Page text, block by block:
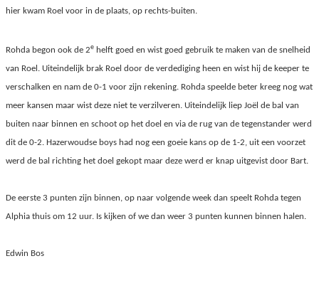
hier kwam Roel voor in de plaats, op rechts-buiten.
Rohda begon ook de 2e helft goed en wist goed gebruik te maken van de snelheid
van Roel. Uiteindelijk brak Roel door de verdediging heen en wist hij de keeper te
verschalken en nam de 0-1 voor zijn rekening. Rohda speelde beter kreeg nog wat
meer kansen maar wist deze niet te verzilveren. Uiteindelijk liep Joël de bal van
buiten naar binnen en schoot op het doel en via de rug van de tegenstander werd
dit de 0-2. Hazerwoudse boys had nog een goeie kans op de 1-2, uit een voorzet
werd de bal richting het doel gekopt maar deze werd er knap uitgevist door Bart.
De eerste 3 punten zijn binnen, op naar volgende week dan speelt Rohda tegen
Alphia thuis om 12 uur. Is kijken of we dan weer 3 punten kunnen binnen halen.
Edwin Bos